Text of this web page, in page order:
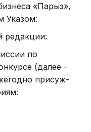
«Парыз»,
Указом:
редакции:
по
(далее -
присуж­